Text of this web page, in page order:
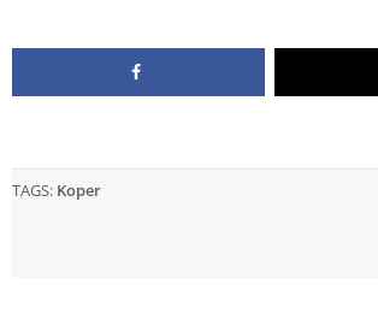
TAGS: Koper